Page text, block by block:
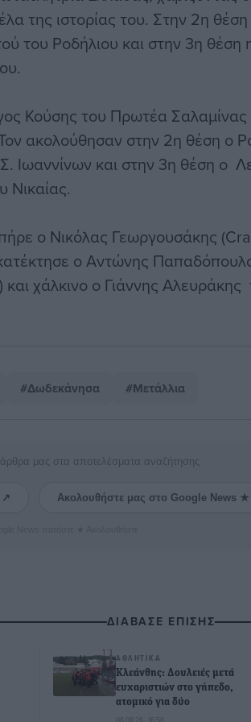
της ιστορίας του. Στην 2η θέση
του Ροδήλιου και στην 3η θέση
Κούσης του Πρωτέα Σαλαμίνας
ακολούθησαν στην 2η θέση ο
Ιωαννίνων και στην 3η θέση ο
Νικαίας.
ο Νικόλας Γεωργουσάκης
ο Αντώνης
χάλκινο ο Γιάννης Αλευράκης
#Δωδεκάνησα #Μετάλλια
άρθρα μας στα αποτελέσματα αναζήτησης
↗ Ακολουθήστε μας στο Google News
ΔΙΑΒΑΣΕ ΕΠΙΣΗΣ
ΑΘΛΗΤΙΚΆ
Κλεάνθης: Δουλειές μετά
ευχαριστιών στο γήπεδο,
ατομικό για δύο